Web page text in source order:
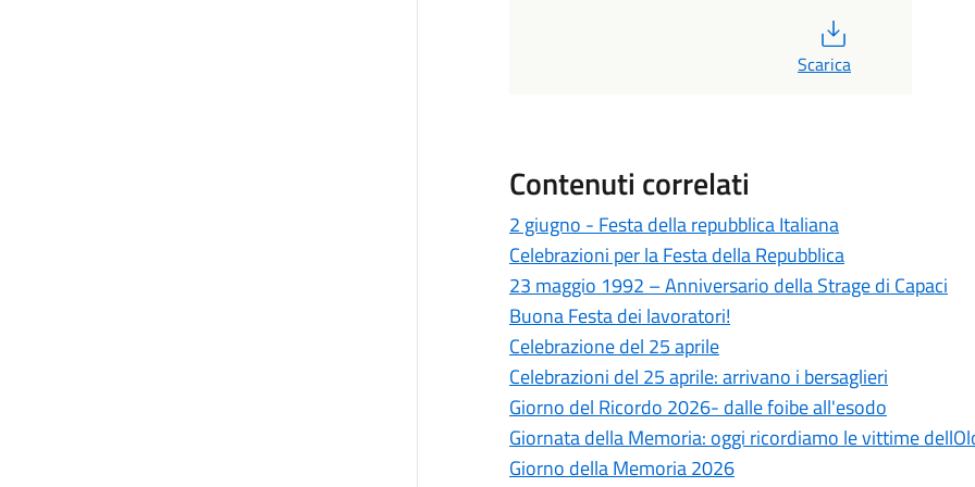
Scarica
Contenuti correlati
2 giugno - Festa della repubblica Italiana
Celebrazioni per la Festa della Repubblica
23 maggio 1992 – Anniversario della Strage di Capaci
Buona Festa dei lavoratori!
Celebrazione del 25 aprile
Celebrazioni del 25 aprile: arrivano i bersaglieri
Giorno del Ricordo 2026- dalle foibe all'esodo
Giornata della Memoria: oggi ricordiamo le vittime
Giorno della Memoria 2026